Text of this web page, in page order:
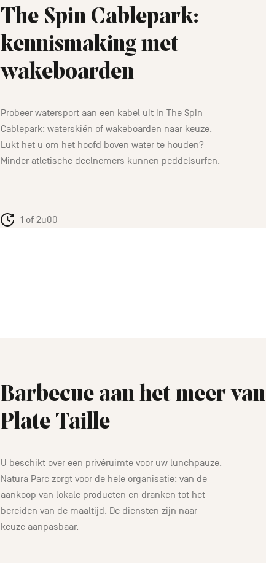
The Spin Cablepark:
kennismaking met
wakeboarden
Probeer watersport aan een kabel uit in The Spin
Cablepark: waterskiën of wakeboarden naar keuze.
Lukt het u om het hoofd boven water te houden?
Minder atletische deelnemers kunnen peddelsurfen.
1 of 2u00
Barbecue aan het meer van
Plate Taille
U beschikt over een privéruimte voor uw lunchpauze.
Natura Parc zorgt voor de hele organisatie: van de
aankoop van lokale producten en dranken tot het
bereiden van de maaltijd. De diensten zijn naar
keuze aanpasbaar.